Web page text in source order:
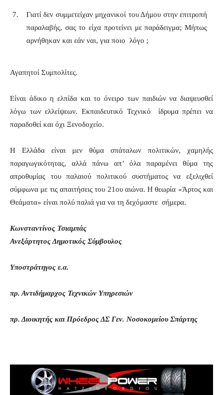
Γιατί δεν συμμετείχαν μηχανικοί του Δήμου στην επιτροπή
παραλαβής, σας το είχα προτείνει με παράδειγμα; Μήπως
αρνήθηκαν και εάν ναι, για ποιο λόγο ;
Αγαπητοί Συμπολίτες.
Είναι άδικο η ελπίδα και το όνειρο των παιδιών να διαψευσθεί
λόγω των ελλείψεων. Εκπαιδευτικό Τεχνικό ίδρυμα πρέπει να
παραδοθεί και όχι Ξενοδοχείο.
Η Ελλάδα είναι μεν θύμα σπάταλων πολιτικών, χαμηλής
παραγωγικότητας, αλλά πάνω απ’ όλα παραμένει θύμα της
απροθυμίας του παλαιού πολιτικού συστήματος να εξελιχθεί
σύμφωνα με τις απαιτήσεις του 21ου αιώνα. Η θεωρία «Άρτος και
Θεάματα» είναι πολύ παλιά για να τη δεχόμαστε σήμερα.
Κωνσταντίνος Τσιαμπάς
Ανεξάρτητος Δημοτικός Σύμβουλος
Υποστράτηγος ε.α.
πρ. Αντιδήμαρχος Τεχνικών Υπηρεσιών
πρ. Διοικητής και Πρόεδρος ΔΣ Γεν. Νοσοκομείου Σπάρτης